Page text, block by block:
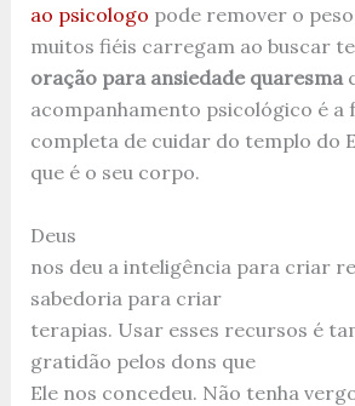
ao psicologo pode remover o
muitos fiéis carregam ao buscar
oração para ansiedade quaresma
acompanhamento psicológico é a
completa de cuidar do templo do
que é o seu corpo.
Deus
nos deu a inteligência para criar
sabedoria para criar
terapias. Usar esses recursos é
gratidão pelos dons que
Ele nos concedeu. Não tenha